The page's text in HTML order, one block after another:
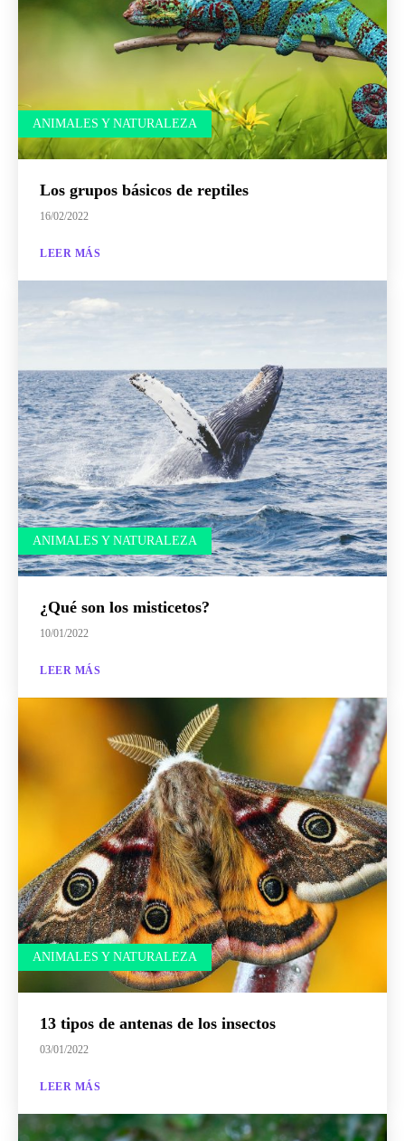
ANIMALES Y NATURALEZA
Los grupos básicos de reptiles
16/02/2022
LEER MÁS
ANIMALES Y NATURALEZA
¿Qué son los misticetos?
10/01/2022
LEER MÁS
ANIMALES Y NATURALEZA
13 tipos de antenas de los insectos
03/01/2022
LEER MÁS